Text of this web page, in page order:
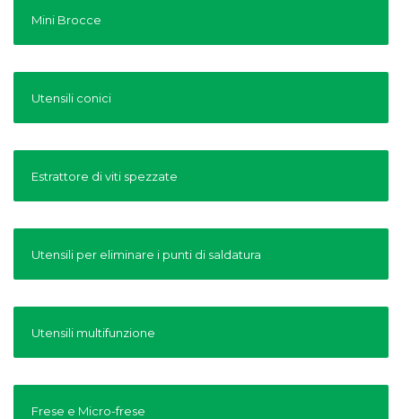
Mini Brocce
Utensili conici
Estrattore di viti spezzate
Utensili per eliminare i punti di saldatura
Utensili multifunzione
Frese e Micro-frese